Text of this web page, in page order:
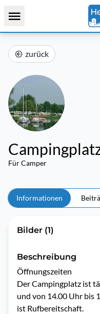
zurück
Für Camper
Informationen
Bilder (1)
Beschreibung
Öffnungszeiten
Der Campingplatz ist
und von 14.00 Uhr bis
ist Rufbereitschaft.